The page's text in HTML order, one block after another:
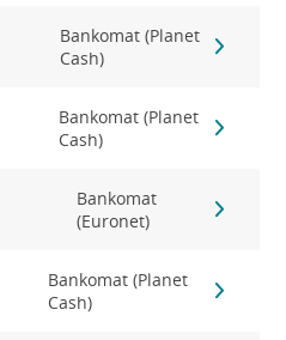
Bankomat (Planet
Cash)
Bankomat (Planet
Cash)
Bankomat
(Euronet)
Bankomat (Planet
Cash)